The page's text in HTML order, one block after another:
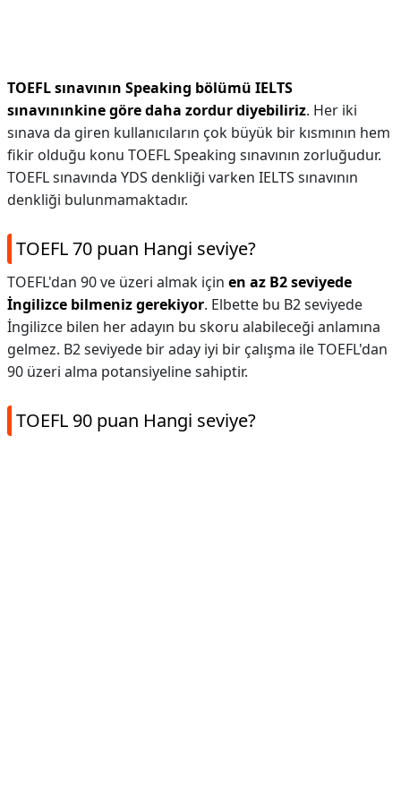
TOEFL sınavının Speaking bölümü IELTS
sınavınınkine göre daha zordur diyebiliriz. Her iki
sınava da giren kullanıcıların çok büyük bir kısmının hem
fikir olduğu konu TOEFL Speaking sınavının zorluğudur.
TOEFL sınavında YDS denkliği varken IELTS sınavının
denkliği bulunmamaktadır.
TOEFL 70 puan Hangi seviye?
TOEFL'dan 90 ve üzeri almak için en az B2 seviyede
İngilizce bilmeniz gerekiyor. Elbette bu B2 seviyede
İngilizce bilen her adayın bu skoru alabileceği anlamına
gelmez. B2 seviyede bir aday iyi bir çalışma ile TOEFL'dan
90 üzeri alma potansiyeline sahiptir.
TOEFL 90 puan Hangi seviye?